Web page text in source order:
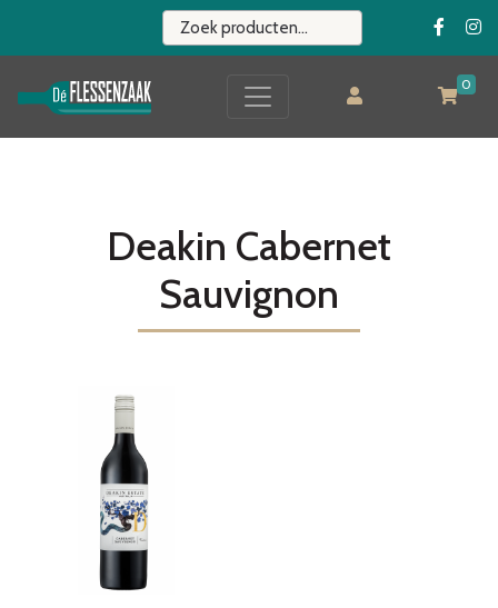
0
Deakin Cabernet
Sauvignon